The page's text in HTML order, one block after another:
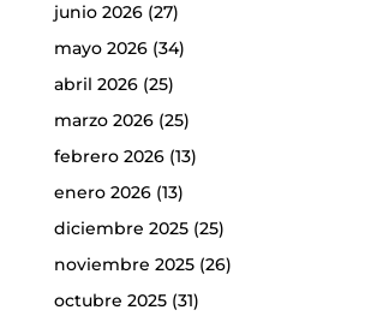
junio 2026(27)
mayo 2026(34)
abril 2026(25)
marzo 2026(25)
febrero 2026(13)
enero 2026(13)
diciembre 2025(25)
noviembre 2025(26)
octubre 2025(31)